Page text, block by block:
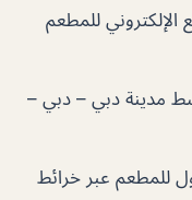
الإلكتروني للمطعم
مدينة دبي – دبي –
للمطعم عبر خرائط